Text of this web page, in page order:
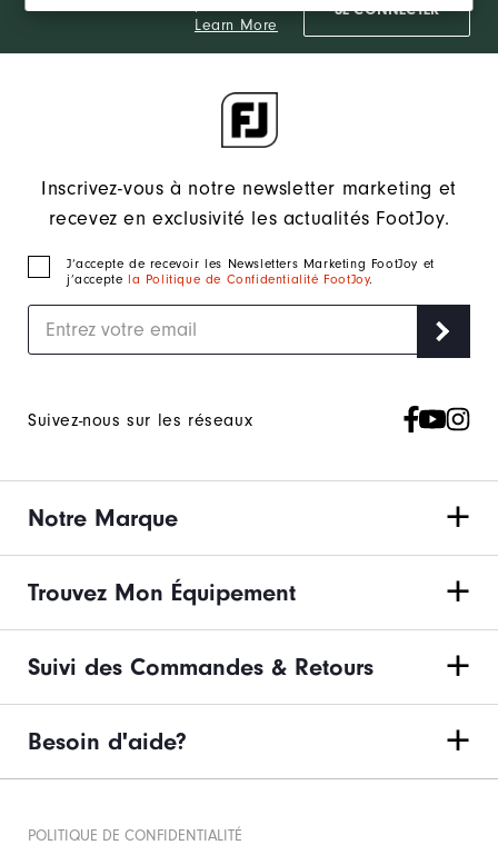
Learn More
SE CONNECTER
Inscrivez-vous à notre newsletter marketing et
recevez en exclusivité les actualités FootJoy.
J‘accepte de recevoir les Newsletters Marketing FootJoy et
j’accepte la Politique de Confidentialité FootJoy.
Suivez-nous sur les réseaux
Notre Marque
Trouvez Mon Équipement
Suivi des Commandes & Retours
Besoin d'aide?
POLITIQUE DE CONFIDENTIALITÉ